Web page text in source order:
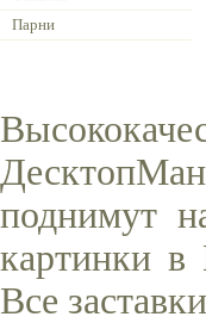
Парни
поднимут
картинки в
Все